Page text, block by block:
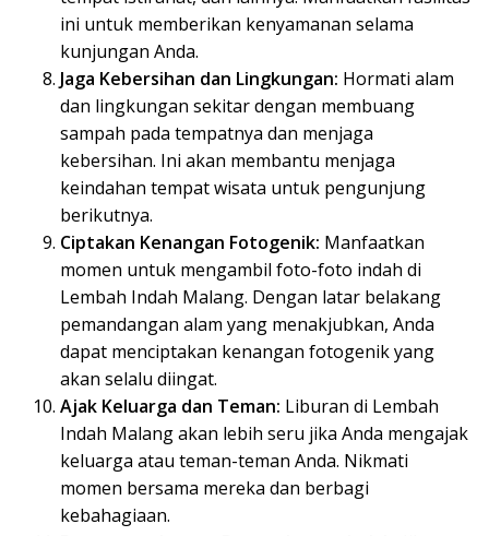
ini untuk memberikan kenyamanan selama
kunjungan Anda.
Jaga Kebersihan dan Lingkungan: Hormati alam
dan lingkungan sekitar dengan membuang
sampah pada tempatnya dan menjaga
kebersihan. Ini akan membantu menjaga
keindahan tempat wisata untuk pengunjung
berikutnya.
Ciptakan Kenangan Fotogenik: Manfaatkan
momen untuk mengambil foto-foto indah di
Lembah Indah Malang. Dengan latar belakang
pemandangan alam yang menakjubkan, Anda
dapat menciptakan kenangan fotogenik yang
akan selalu diingat.
Ajak Keluarga dan Teman: Liburan di Lembah
Indah Malang akan lebih seru jika Anda mengajak
keluarga atau teman-teman Anda. Nikmati
momen bersama mereka dan berbagi
kebahagiaan.